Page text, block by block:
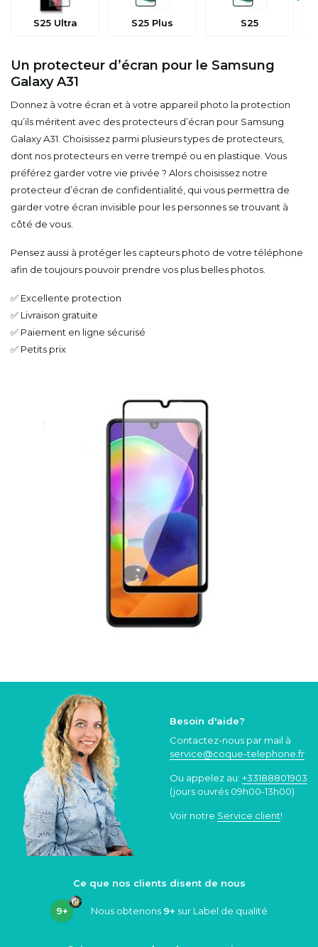
S25 Ultra S25 Plus S25
Un protecteur d’écran pour le Samsung
Galaxy A31
Donnez à votre écran et à votre appareil photo la protection
qu’ils méritent avec des protecteurs d’écran pour Samsung
Galaxy A31. Choisissez parmi plusieurs types de protecteurs,
dont nos protecteurs en verre trempé ou en plastique. Vous
préférez garder votre vie privée ? Alors choisissez notre
protecteur d’écran de confidentialité, qui vous permettra de
garder votre écran invisible pour les personnes se trouvant à
côté de vous.
Pensez aussi à protéger les capteurs photo de votre téléphone
afin de toujours pouvoir prendre vos plus belles photos.
✅ Excellente protection
✅ Livraison gratuite
✅ Paiement en ligne sécurisé
✅ Petits prix
Besoin d'aide?
Contactez-nous par mail à
service@coque-telephone.fr
Ou appelez au: +33188801903
(jours ouvrés 09h00-13h00)
Voir notre Service client!
Ce que nos clients disent de nous
9+ Nous obtenons 9+ sur Label de qualité